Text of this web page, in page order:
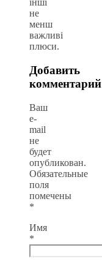
інші
не
менш
важливі
плюси.
Добавить
комментарий
Ваш
e-
mail
не
будет
опубликован.
Обязательные
поля
помечены
*
Имя
*